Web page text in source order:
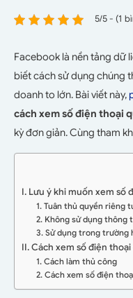
5/5 - (1
Facebook là nền tảng dữ
biết cách sử dụng chúng
doanh to lớn. Bài viết này,
cách xem số điện thoại
kỳ đơn giản. Cùng tham
I. Lưu ý khi muốn xem số
1. Tuân thủ quyền riêng
2. Không sử dụng thông
3. Sử dụng trong trường
II. Cách xem số điện
1. Cách làm thủ công
2. Cách xem số điện